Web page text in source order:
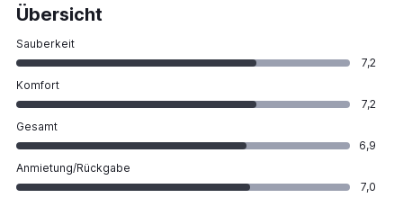
Übersicht
Sauberkeit
7,2
Komfort
7,2
Gesamt
6,9
Anmietung/Rückgabe
7,0